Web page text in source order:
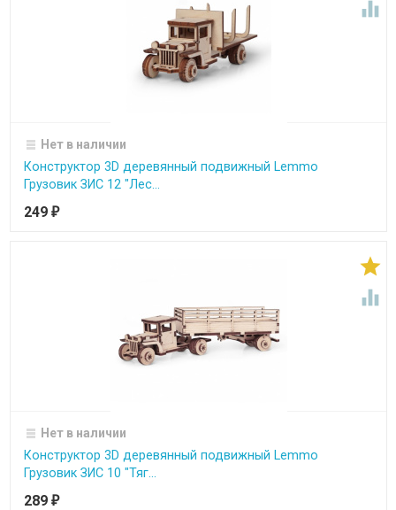

Нет в наличии
Конструктор 3D деревянный подвижный Lemmo
Грузовик ЗИС 12 "Лес...
249 ₽


Нет в наличии
Конструктор 3D деревянный подвижный Lemmo
Грузовик ЗИС 10 "Тяг...
289 ₽